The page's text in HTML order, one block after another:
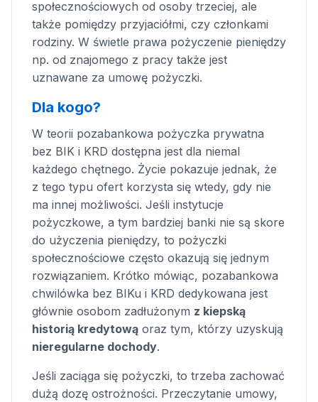
społecznościowych od osoby trzeciej, ale
także pomiędzy przyjaciółmi, czy członkami
rodziny. W świetle prawa pożyczenie pieniędzy
np. od znajomego z pracy także jest
uznawane za umowę pożyczki.
Dla kogo?
W teorii pozabankowa pożyczka prywatna
bez BIK i KRD dostępna jest dla niemal
każdego chętnego. Życie pokazuje jednak, że
z tego typu ofert korzysta się wtedy, gdy nie
ma innej możliwości. Jeśli instytucje
pożyczkowe, a tym bardziej banki nie są skore
do użyczenia pieniędzy, to pożyczki
społecznościowe często okazują się jednym
rozwiązaniem. Krótko mówiąc, pozabankowa
chwilówka bez BIKu i KRD dedykowana jest
głównie osobom zadłużonym z kiepską
historią kredytową oraz tym, którzy uzyskują
nieregularne dochody.
Jeśli zaciąga się pożyczki, to trzeba zachować
dużą dozę ostrożności. Przeczytanie umowy,